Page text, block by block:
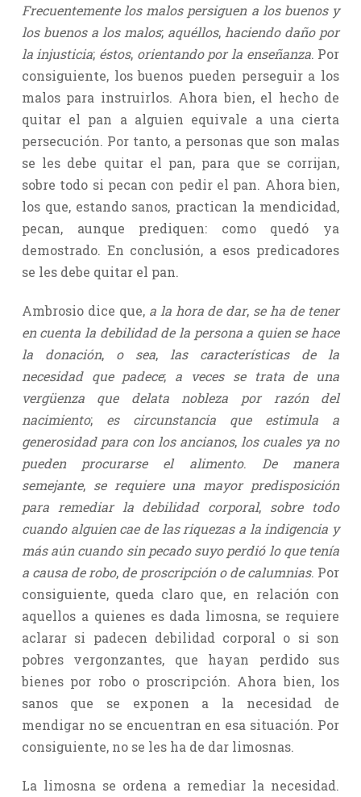
Frecuentemente los malos persiguen a los buenos y
los buenos a los malos; aquéllos, haciendo daño por
la injusticia; éstos, orientando por la enseñanza. Por
consiguiente, los buenos pueden perseguir a los
malos para instruirlos. Ahora bien, el hecho de
quitar el pan a alguien equivale a una cierta
persecución. Por tanto, a personas que son malas
se les debe quitar el pan, para que se corrijan,
sobre todo si pecan con pedir el pan. Ahora bien,
los que, estando sanos, practican la mendicidad,
pecan, aunque prediquen: como quedó ya
demostrado. En conclusión, a esos predicadores
se les debe quitar el pan.
Ambrosio dice que, a la hora de dar, se ha de tener
en cuenta la debilidad de la persona a quien se hace
la donación,o sea, las características de la
necesidad que padece; a veces se trata de una
vergüenza que delata nobleza por razón del
nacimiento;es circunstancia que estimula a
generosidad para con los ancianos, los cuales ya no
pueden procurarse el alimento. De manera
semejante,se requiere una mayor predisposición
para remediar la debilidad corporal, sobre todo
cuando alguien cae de las riquezas a la indigencia y
más aún cuando sin pecado suyo perdió lo que tenía
a causa de robo, de proscripción o de calumnias. Por
consiguiente, queda claro que, en relación con
aquellos a quienes es dada limosna, se requiere
aclarar si padecen debilidad corporal o si son
pobres vergonzantes, que hayan perdido sus
bienes por robo o proscripción. Ahora bien, los
sanos que se exponen a la necesidad de
mendigar no se encuentran en esa situación. Por
consiguiente, no se les ha de dar limosnas.
La limosna se ordena a remediar la necesidad.